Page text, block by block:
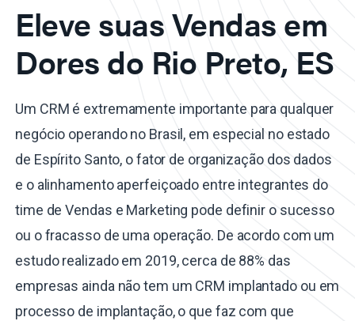
Eleve suas Vendas em
Dores do Rio Preto, ES
Um CRM é extremamente importante para qualquer
negócio operando no Brasil, em especial no estado
de Espírito Santo, o fator de organização dos dados
e o alinhamento aperfeiçoado entre integrantes do
time de Vendas e Marketing pode definir o sucesso
ou o fracasso de uma operação. De acordo com um
estudo realizado em 2019, cerca de 88% das
empresas ainda não tem um CRM implantado ou em
processo de implantação, o que faz com que